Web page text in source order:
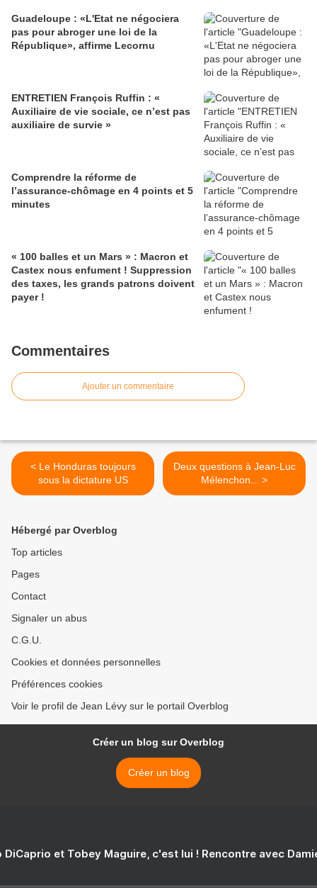
Guadeloupe : «L'Etat ne négociera
pas pour abroger une loi de la
République», affirme Lecornu
ENTRETIEN François Ruffin : «
Auxiliaire de vie sociale, ce n’est pas
auxiliaire de survie »
Comprendre la réforme de
l’assurance-chômage en 4 points et 5
minutes
« 100 balles et un Mars » : Macron et
Castex nous enfument ! Suppression
des taxes, les grands patrons doivent
payer !
Commentaires
Ajouter un commentaire
< Le Honduras toujours
sous la dictature US
Deux questions à Jean-Luc
Mélenchon... >
Hébergé par Overblog
Top articles
Pages
Contact
Signaler un abus
C.G.U.
Cookies et données personnelles
Préférences cookies
Voir le profil de Jean Lévy sur le portail Overblog
Créer un blog sur Overblog
Créer un blog
DiCaprio et Tobey Maguire, c'est lui ! Rencontre avec